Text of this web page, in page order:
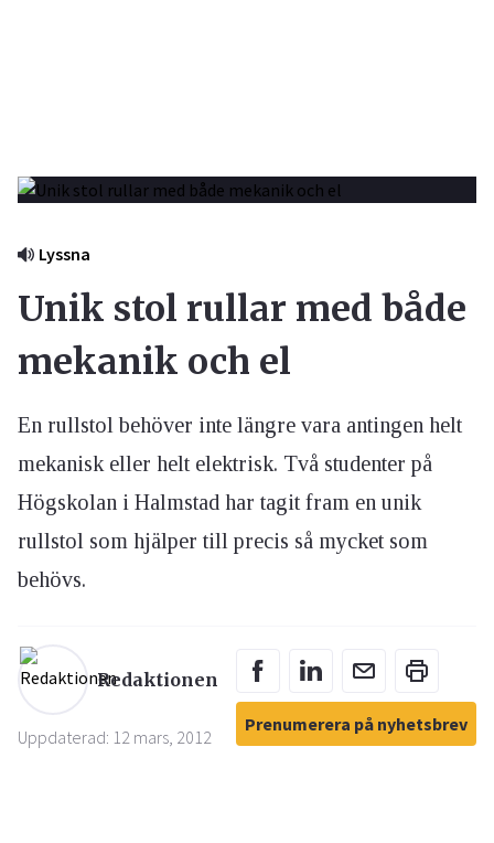
Lyssna
Unik stol rullar med både
mekanik och el
En rullstol behöver inte längre vara antingen helt
mekanisk eller helt elektrisk. Två studenter på
Högskolan i Halmstad har tagit fram en unik
rullstol som hjälper till precis så mycket som
behövs.
Redaktionen
Uppdaterad: 12 mars, 2012
Prenumerera på nyhetsbrev